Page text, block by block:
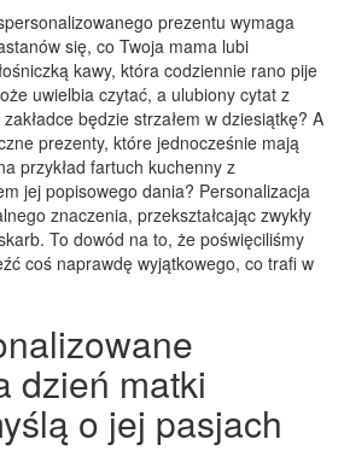
prezentu wymaga
się, co Twoja mama lubi
kawy, która codziennie rano pije
uwielbia czytać, a ulubiony cytat z
będzie strzałem w dziesiątkę? A
prezenty, które jednocześnie mają
przykład fartuch kuchenny z
jej popisowego dania? Personalizacja
znaczenia, przekształcając zwykły
To dowód na to, że poświęciliśmy
coś naprawdę wyjątkowego, co trafi w
dzień matki
o jej pasjach